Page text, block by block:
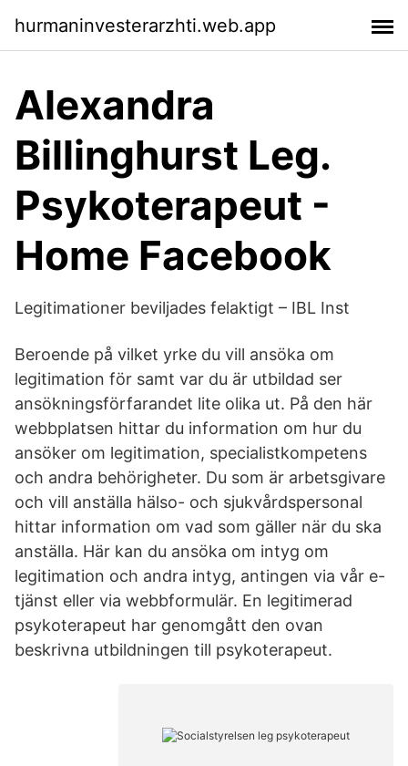
hurmaninvesterarzhti.web.app
Alexandra
Billinghurst Leg.
Psykoterapeut -
Home Facebook
Legitimationer beviljades felaktigt – IBL Inst
Beroende på vilket yrke du vill ansöka om
legitimation för samt var du är utbildad ser
ansökningsförfarandet lite olika ut. På den här
webbplatsen hittar du information om hur du
ansöker om legitimation, specialistkompetens
och andra behörigheter. Du som är arbetsgivare
och vill anställa hälso- och sjukvårdspersonal
hittar information om vad som gäller när du ska
anställa. Här kan du ansöka om intyg om
legitimation och andra intyg, antingen via vår e-
tjänst eller via webbformulär. En legitimerad
psykoterapeut har genomgått den ovan
beskrivna utbildningen till psykoterapeut.